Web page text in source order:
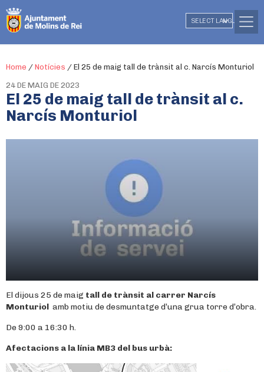
SELECT LANGUAGE ▼
Home / Notícies / El 25 de maig tall de trànsit al c. Narcís Monturiol
24 DE MAIG DE 2023
El 25 de maig tall de trànsit al c.
Narcís Monturiol
El dijous 25 de maig tall de trànsit al carrer Narcís
Monturiol amb motiu de desmuntatge d’una grua torre d’obra.
De 9:00 a 16:30 h.
Afectacions a la línia MB3 del bus urbà: